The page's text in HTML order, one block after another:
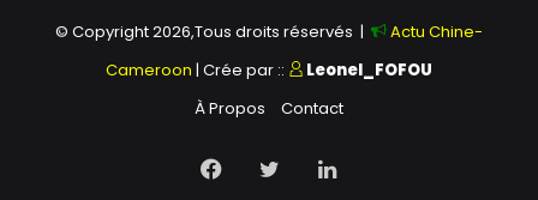
© Copyright 2026,Tous droits réservés |
Actu Chine-
Cameroon | Crée par ::
Leonel_FOFOU
À Propos
Contact
Facebook
TwitterLinkedin